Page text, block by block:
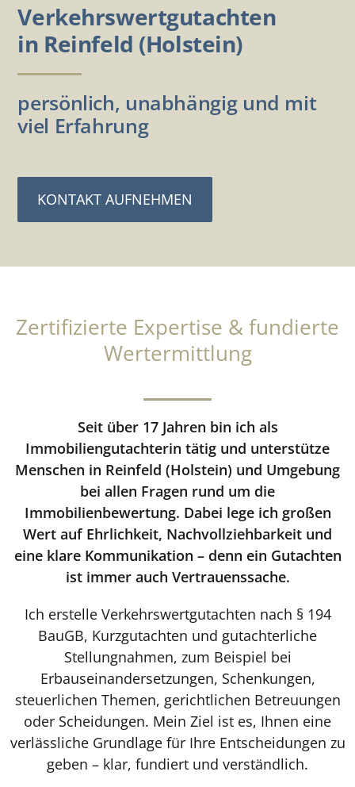
Verkehrswertgutachten
in Reinfeld (Holstein)
persönlich, unabhängig und mit
viel Erfahrung
KONTAKT AUFNEHMEN
Zertifizierte Expertise & fundierte
Wertermittlung
Seit über 17 Jahren bin ich als
Immobiliengutachterin tätig und unterstütze
Menschen in Reinfeld (Holstein) und Umgebung
bei allen Fragen rund um die
Immobilienbewertung. Dabei lege ich großen
Wert auf Ehrlichkeit, Nachvollziehbarkeit und
eine klare Kommunikation – denn ein Gutachten
ist immer auch Vertrauenssache.
Ich erstelle Verkehrswertgutachten nach § 194
BauGB, Kurzgutachten und gutachterliche
Stellungnahmen, zum Beispiel bei
Erbauseinandersetzungen, Schenkungen,
steuerlichen Themen, gerichtlichen Betreuungen
oder Scheidungen. Mein Ziel ist es, Ihnen eine
verlässliche Grundlage für Ihre Entscheidungen zu
geben – klar, fundiert und verständlich.